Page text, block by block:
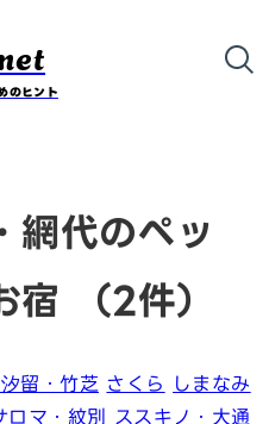
のヒント
網代のペッ
宿
（2件）
留・竹芝 さくら
しまなみ
ロマ・紋別
ススキノ・大通